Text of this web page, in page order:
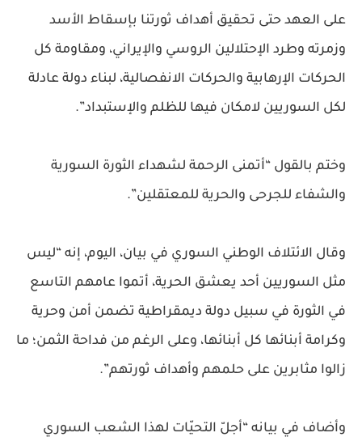
على العهد حتى تحقيق أهداف ثورتنا بإسقاط الأسد
وزمرته وطرد الإحتلالين الروسي والإيراني، ومقاومة كل
الحركات الإرهابية والحركات الانفصالية، لبناء دولة عادلة
لكل السوريين لامكان فيها للظلم والإستبداد”.
وختم بالقول “أتمنى الرحمة لشهداء الثورة السورية
والشفاء للجرحى والحرية للمعتقلين”.
وقال الائتلاف الوطني السوري في بيان، اليوم، إنه “ليس
مثل السوريين أحد يعشق الحرية، أتموا عامهم التاسع
في الثورة في سبيل دولة ديمقراطية تضمن أمن وحرية
وكرامة أبنائها كل أبنائها، وعلى الرغم من فداحة الثمن؛ ما
زالوا مثابرين على حلمهم وأهداف ثورتهم”.
وأضاف في بيانه “أجلّ التحيّات لهذا الشعب السوري